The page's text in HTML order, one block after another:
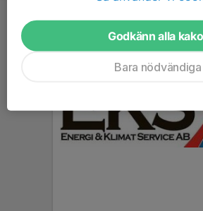
Godkänn alla
Bara nödvändiga